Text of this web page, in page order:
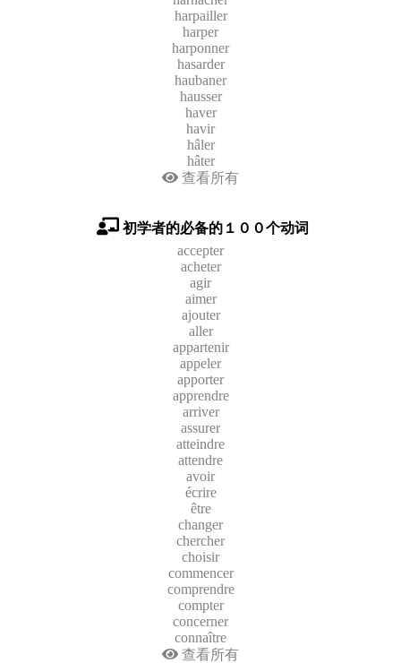
harpailler
harper
harponner
hasarder
haubaner
hausser
haver
havir
hâler
hâter
查看所有
初学者的必备的１００个动词
accepter
acheter
agir
aimer
ajouter
aller
appartenir
appeler
apporter
apprendre
arriver
assurer
atteindre
attendre
avoir
écrire
être
changer
chercher
choisir
commencer
comprendre
compter
concerner
connaître
查看所有